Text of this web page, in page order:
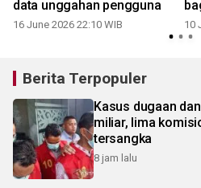
data unggahan pengguna
16 June 2026 22:10 WIB 10
Berita Terpopuler
Kasus dugaan
miliar, lima
tersangka
8 jam lalu